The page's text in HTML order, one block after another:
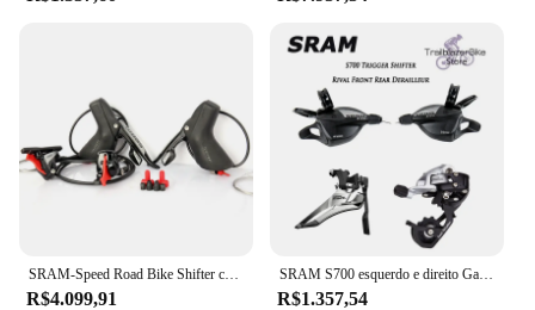
R$4.099,91
SRAM S700 esquerdo e direito Gatilho Shifter Rival Frente Desviador Traseiro 2x11-velocidade Road Bike Groupset
R$1.357,54